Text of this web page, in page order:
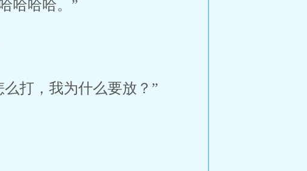
哈哈哈。”
打，我为什么要放？”